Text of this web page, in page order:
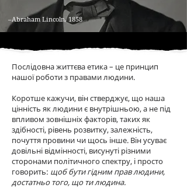
–Abraham Lincoln, 1858
Послідовна життєва етика – це принцип
нашої роботи з правами людини.
Коротше кажучи, він стверджує, що наша
цінність як людини є внутрішньою, а не під
впливом зовнішніх факторів, таких як
здібності, рівень розвитку, залежність,
почуття провини чи щось інше. Він усуває
довільні відмінності, висунуті різними
сторонами політичного спектру, і просто
говорить: щоб бути гідним прав людини,
достатньо того, що ти людина.